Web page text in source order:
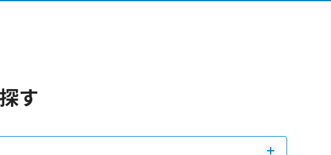
す